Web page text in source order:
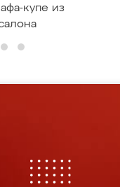
купе из